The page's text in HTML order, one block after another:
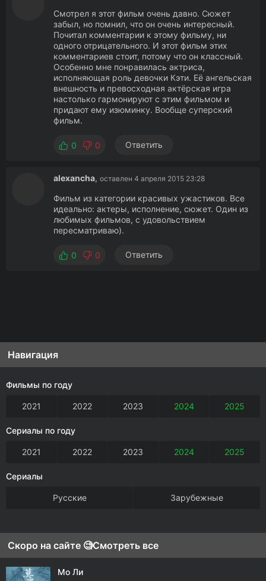
Смотрел я этот фильм очень давно. Сюжет
забыл, но помнил, что он очень интересный.
Почитал комментарии к этому фильму, ни
одного отрицательного. И этот фильм этих
комментариев стоит, потому что он классный.
Особенно мне понравилась актриса,
исполняющая роль девочки Кэти. Её ангельская
внешность и превосходная актёрская игра
настолько гармонируют с этим фильмом и
придают ему изюминку. Вообще суперский
фильм.
0 0 Ответить
alexancha, оставлен 4 апреля 2015 23:28
Фильм из категории красивых ужастиков. Все
идеально: актеры, исполнение, сюжет. Один из
любимых фильмов, с удовольствием
пересматриваю).
0 0 Ответить
Навигация
Фильмы по году
2021 2022 2023 2024 2025
Сериалы по году
2021 2022 2023 2024 2025
Сериалы
Русские Зарубежные
Скоро на сайте 🧐Смотреть все
Мо Ли